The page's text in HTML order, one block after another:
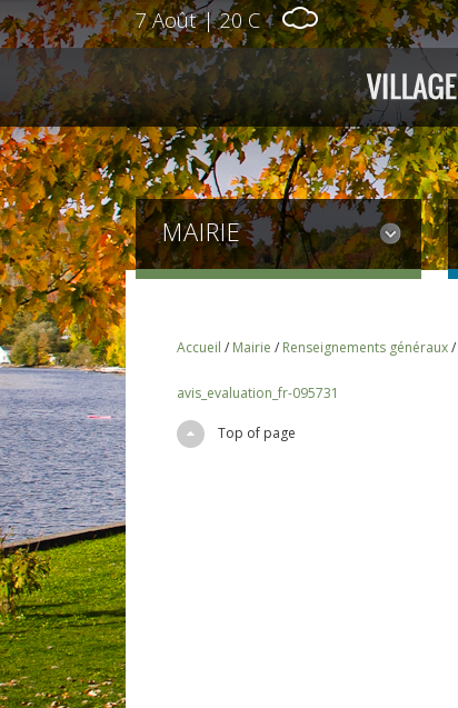
7 Août | 20 C
MAIRIE
Accueil / Mairie / Renseignements généraux/
avis_evaluation_fr-095731
Top of page